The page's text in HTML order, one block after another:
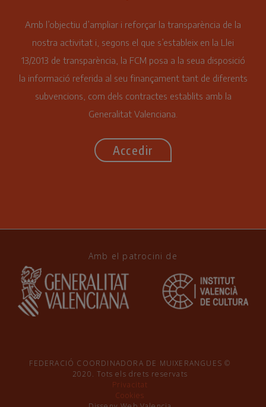
Amb l’objectiu d’ampliar i reforçar la transparència de la
nostra activitat i, segons el que s’estableix en la Llei
13/2013 de transparència, la FCM posa a la seua disposició
la informació referida al seu finançament tant de diferents
subvencions, com dels contractes establits amb la
Generalitat Valenciana.
Accedir
Amb el patrocini de
FEDERACIÓ COORDINADORA DE MUIXERANGUES ©
2020. Tots els drets reservats
Privacitat
Cookies